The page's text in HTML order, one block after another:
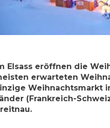
Elsass eröffnen die
erwarteten
Weihnachtsmarkt
(Frankreich-